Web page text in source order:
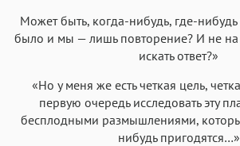
Может быть, когда-нибудь, где-
было и мы — лишь повторение? И не на
искать ответ?»
«Но у меня же есть четкая цель,
первую очередь исследовать эту
бесплодными размышлениями,
нибудь пригодятся…»